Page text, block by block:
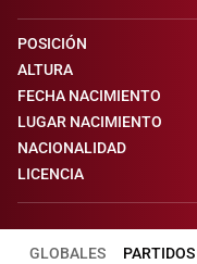
POSICIÓN
ALTURA
FECHA NACIMIENTO
LUGAR NACIMIENTO
NACIONALIDAD
LICENCIA
GLOBALES PARTIDOS